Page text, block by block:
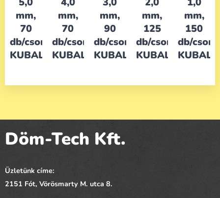
mm,
70
db/csom,
KUBALA
mm,
70
db/csom,
KUBALA
mm,
90
db/csom,
KUBALA
mm,
125
db/csom,
KUBALA
mm,
150
db/csom,
KUBALA
Döm-Tech Kft.
Üzletünk címe:
2151 Fót, Vörösmarty M. utca 8.